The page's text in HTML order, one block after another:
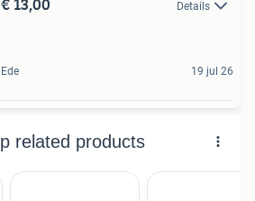
Details
Ede 19 jul 26